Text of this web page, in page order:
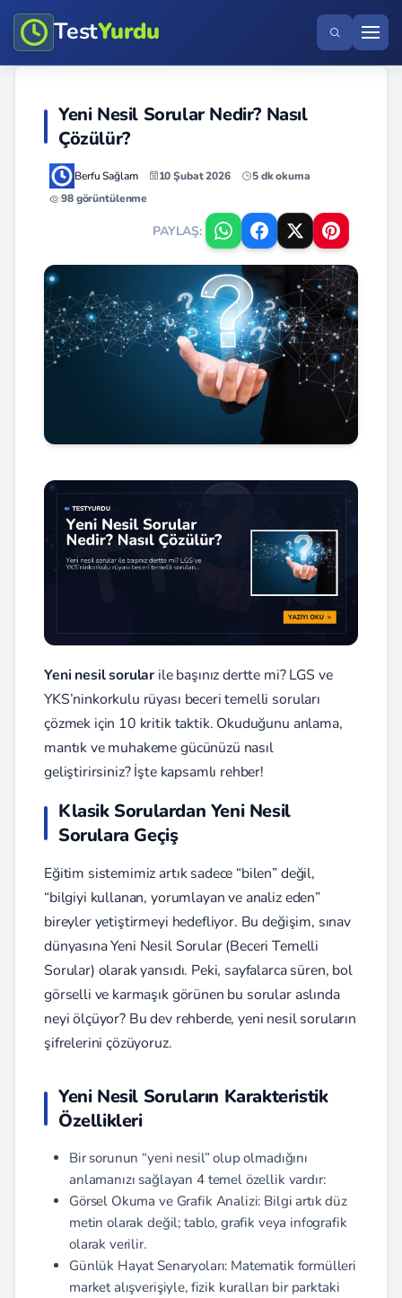
TestYurdu
Yeni Nesil Sorular Nedir? Nasıl
Çözülür?
Berfu Sağlam 10 Şubat 2026
5 dk okuma
98 görüntülenme
PAYLAŞ:
Yeni nesil sorular ile başınız dertte mi? LGS ve
YKS’ninkorkulu rüyası beceri temelli soruları
çözmek için 10 kritik taktik. Okuduğunu anlama,
mantık ve muhakeme gücünüzü nasıl
geliştirirsiniz? İşte kapsamlı rehber!
Klasik Sorulardan Yeni Nesil
Sorulara Geçiş
Eğitim sistemimiz artık sadece “bilen” değil,
“bilgiyi kullanan, yorumlayan ve analiz eden”
bireyler yetiştirmeyi hedefliyor. Bu değişim, sınav
dünyasına Yeni Nesil Sorular (Beceri Temelli
Sorular) olarak yansıdı. Peki, sayfalarca süren, bol
görselli ve karmaşık görünen bu sorular aslında
neyi ölçüyor? Bu dev rehberde, yeni nesil soruların
şifrelerini çözüyoruz.
Yeni Nesil Soruların Karakteristik
Özellikleri
Bir sorunun “yeni nesil” olup olmadığını
anlamanızı sağlayan 4 temel özellik vardır:
Görsel Okuma ve Grafik Analizi: Bilgi artık düz
metin olarak değil; tablo, grafik veya infografik
olarak verilir.
Günlük Hayat Senaryoları: Matematik formülleri
market alışverişiyle, fizik kuralları bir parktaki